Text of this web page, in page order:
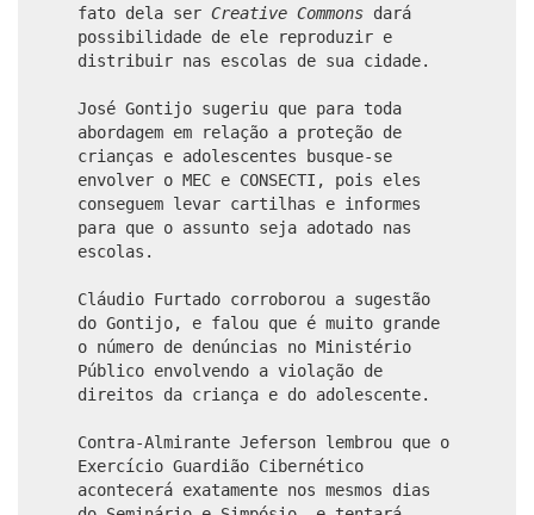
fato dela ser Creative Commons dará
possibilidade de ele reproduzir e
distribuir nas escolas de sua cidade.
José Gontijo sugeriu que para toda
abordagem em relação a proteção de
crianças e adolescentes busque-se
envolver o MEC e CONSECTI, pois eles
conseguem levar cartilhas e informes
para que o assunto seja adotado nas
escolas.
Cláudio Furtado corroborou a sugestão
do Gontijo, e falou que é muito grande
o número de denúncias no Ministério
Público envolvendo a violação de
direitos da criança e do adolescente.
Contra-Almirante Jeferson lembrou que o
Exercício Guardião Cibernético
acontecerá exatamente nos mesmos dias